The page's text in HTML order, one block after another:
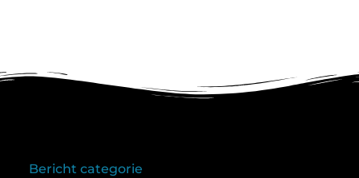
Bericht categorie